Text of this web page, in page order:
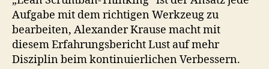
Aufgabe mit dem richtigen Werkzeug zu
bearbeiten, Alexander Krause macht mit
diesem Erfahrungsbericht Lust auf mehr
Disziplin beim kontinuierlichen Verbessern.